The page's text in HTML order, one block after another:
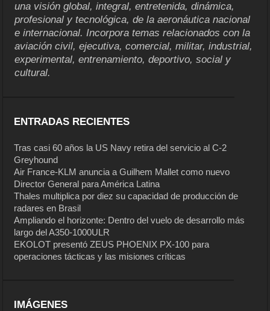
una visión global, integral, entretenida, dinámica,
profesional y tecnológica, de la aeronáutica nacional
e internacional. Incorpora temas relacionados con la
aviación civil, ejecutiva, comercial, militar, industrial,
experimental, entrenamiento, deportivo, social y
cultural.
ENTRADAS RECIENTES
Tras casi 60 años la US Navy retira del servicio al C-2
Greyhound
Air France-KLM anuncia a Guilhem Mallet como nuevo
Director General para América Latina
Thales multiplica por diez su capacidad de producción de
radares en Brasil
Ampliando el horizonte: Dentro del vuelo de desarrollo más
largo del A350-1000ULR
EKOLOT presentó ZEUS PHOENIX PX-100 para
operaciones tácticas y las misiones críticas
IMÁGENES